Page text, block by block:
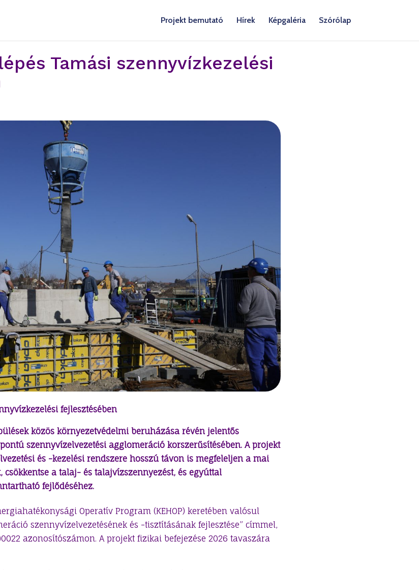
Projekt bemutató Hírek Képgaléria Szórólap
Tamási szennyvízkezelési
fejlesztésében
közös környezetvédelmi beruházása révén jelentős
szennyvízelvezetési agglomeráció korszerűsítésében. A projekt
és -kezelési rendszere hosszú távon is megfeleljen a mai
a talaj- és talajvízszennyezést, és egyúttal
fejlődéséhez.
Operatív Program (KEHOP) keretében valósul
szennyvízelvezetésének és -tisztításának fejlesztése” címmel,
azonosítószámon. A projekt fizikai befejezése 2026 tavaszára